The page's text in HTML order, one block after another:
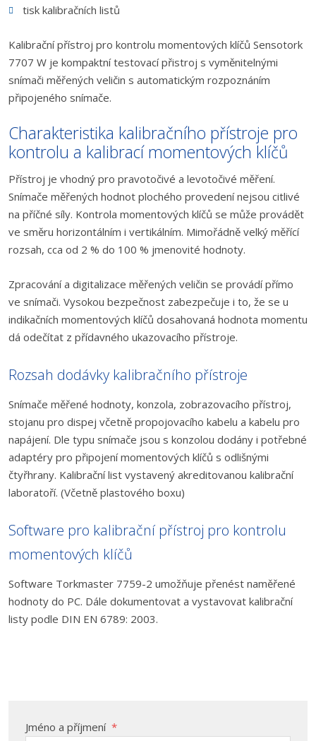
tisk kalibračních listů
Kalibrační přístroj pro kontrolu momentových klíčů Sensotork
7707 W je kompaktní testovací přistroj s vyměnitelnými
snímači měřených veličin s automatickým rozpoznáním
připojeného snímače.
Charakteristika kalibračního přístroje pro
kontrolu a kalibrací momentových klíčů
Přístroj je vhodný pro pravotočivé a levotočivé měření.
Snímače měřených hodnot plochého provedení nejsou citlivé
na příčné síly. Kontrola momentových klíčů se může provádět
ve směru horizontálním i vertikálním. Mimořádně velký měřící
rozsah, cca od 2 % do 100 % jmenovité hodnoty.
Zpracování a digitalizace měřených veličin se provádí přímo
ve snímači. Vysokou bezpečnost zabezpečuje i to, že se u
indikačních momentových klíčů dosahovaná hodnota momentu
dá odečítat z přídavného ukazovacího přístroje.
Rozsah dodávky kalibračního přístroje
Snímače měřené hodnoty, konzola, zobrazovacího přístroj,
stojanu pro dispej včetně propojovacího kabelu a kabelu pro
napájení. Dle typu snímače jsou s konzolou dodány i potřebné
adaptéry pro připojení momentových klíčů s odlišnými
čtyřhrany. Kalibrační list vystavený akreditovanou kalibrační
laboratoří. (Včetně plastového boxu)
Software pro kalibrační přístroj pro kontrolu
momentových klíčů
Software Torkmaster 7759-2 umožňuje přenést naměřené
hodnoty do PC. Dále dokumentovat a vystavovat kalibrační
listy podle DIN EN 6789: 2003.
Jméno a příjmení *